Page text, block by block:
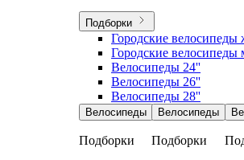
Подборки
Городские велосипеды
Городские велосипеды
Велосипеды 24''
Велосипеды 26''
Велосипеды 28''
Велосипеды
Подборки
Велосипеды
Подборки